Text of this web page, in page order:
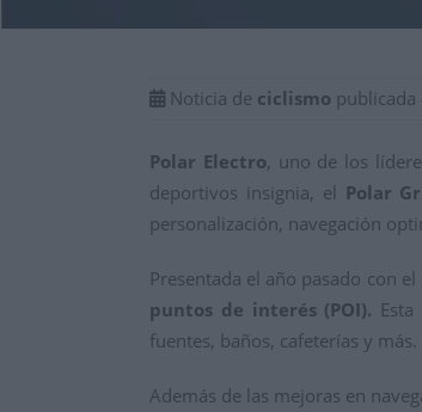
Noticia de ciclismo publicada
Polar Electro, uno de los
deportivos insignia, el Polar
personalización, navegación
Presentada el año pasado con
puntos de interés (POI).
fuentes, baños, cafeterías y más.
Además de las mejoras en